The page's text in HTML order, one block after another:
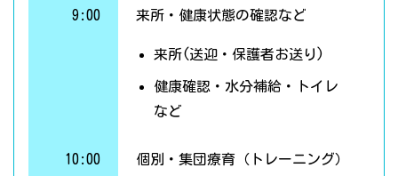
9:00 来所・健康状態の確認など
来所(送迎・保護者お送り)
健康確認・水分補給・トイレ
など
10:00 個別・集団療育（トレーニング）